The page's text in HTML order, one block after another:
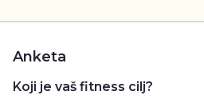
Anketa
Koji je vaš fitness cilj?